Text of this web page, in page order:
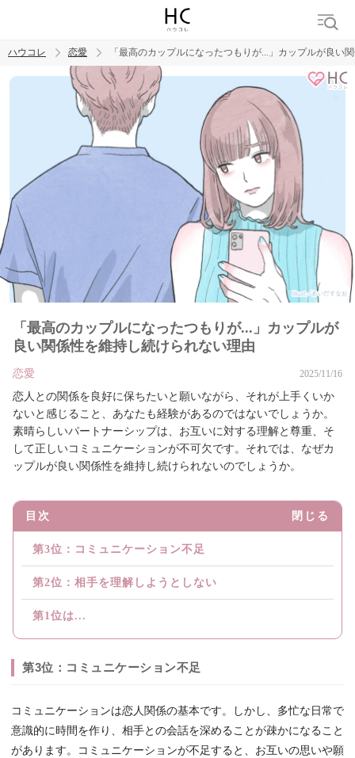
トレンド ワード
ハウコレ 恋愛 「最高のカップルになったつもりが...」カップルが良い
「最高のカップルになったつもりが...」カップルが
良い関係性を維持し続けられない理由
恋愛 2025/11/16
恋人との関係を良好に保ちたいと願いながら、それが上手くいか
ないと感じること、あなたも経験があるのではないでしょうか。
素晴らしいパートナーシップは、お互いに対する理解と尊重、そ
して正しいコミュニケーションが不可欠です。それでは、なぜカ
ップルが良い関係性を維持し続けられないのでしょうか。
目次 閉じる
第3位：コミュニケーション不足
第2位：相手を理解しようとしない
第1位は...
第3位：コミュニケーション不足
コミュニケーションは恋人関係の基本です。しかし、多忙な日常で
意識的に時間を作り、相手との会話を深めることが疎かになること
があります。コミュニケーションが不足すると、お互いの思いや願